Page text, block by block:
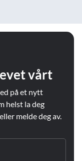
vårt
på et nytt
helst la deg
melde deg av.